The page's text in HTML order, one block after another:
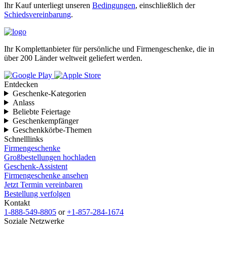
Ihr Kauf unterliegt unseren Bedingungen, einschließlich der
Schiedsvereinbarung.
Ihr Komplettanbieter für persönliche und Firmengeschenke, die in
über 200 Länder weltweit geliefert werden.
Entdecken
Geschenke-Kategorien
Anlass
Beliebte Feiertage
Geschenkempfänger
Geschenkkörbe-Themen
Schnelllinks
Firmengeschenke
Großbestellungen hochladen
Geschenk-Assistent
Firmengeschenke ansehen
Jetzt Termin vereinbaren
Bestellung verfolgen
Kontakt
1-888-549-8805 or+1-857-284-1674
Soziale Netzwerke